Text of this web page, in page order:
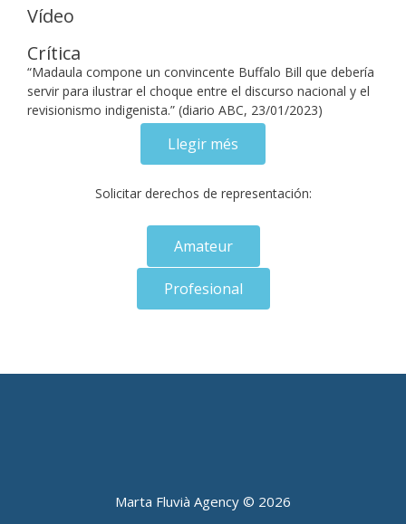
Vídeo
Crítica
“Madaula compone un convincente Buffalo Bill que debería
servir para ilustrar el choque entre el discurso nacional y el
revisionismo indigenista.” (diario ABC, 23/01/2023)
Llegir més
Solicitar derechos de representación:
Amateur
Profesional
Marta Fluvià Agency © 2026